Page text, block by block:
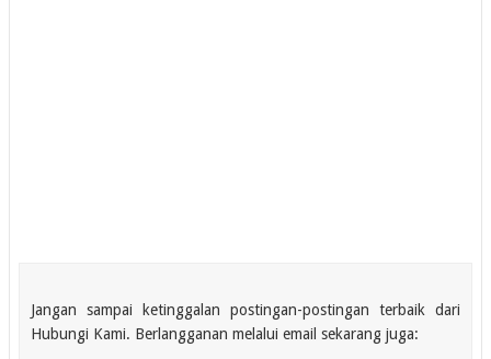
Jangan sampai ketinggalan postingan-postingan terbaik dari
Hubungi Kami. Berlangganan melalui email sekarang juga: